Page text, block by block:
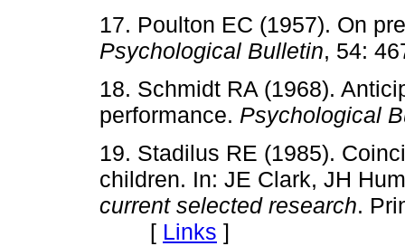
17. Poulton EC (1957). On
Psychological Bulletin, 54:
18. Schmidt RA (1968).
performance. Psychological
19. Stadilus RE (1985).
children. In: JE Clark, JH
current selected research.
[ Links ]